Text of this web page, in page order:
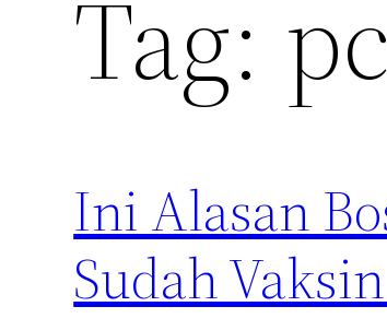
Tag:
Ini Alasan
Sudah